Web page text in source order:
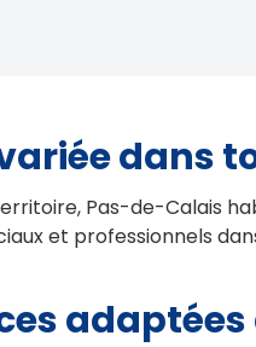
dans
Pas-de-Calais
et professionnels